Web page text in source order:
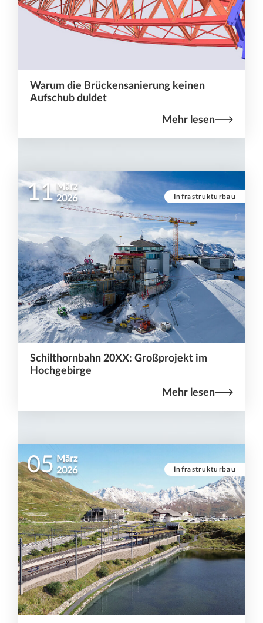
Warum die Brückensanierung keinen
Aufschub duldet
Mehr lesen
Infrastrukturbau
11 März
2026
Schilthornbahn 20XX: Großprojekt im
Hochgebirge
Mehr lesen
Infrastrukturbau
05 März
2026